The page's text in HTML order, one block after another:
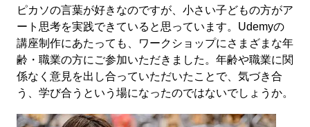
ピカソの言葉が好きなのですが、小さい子どもの方がア
ート思考を実践できていると思っています。Udemyの
講座制作にあたっても、ワークショップにさまざまな年
齢・職業の方にご参加いただきました。年齢や職業に関
係なく意見を出し合っていただいたことで、気づき合
う、学び合うという場になったのではないでしょうか。